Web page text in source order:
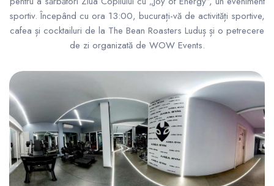
sportiv. Începând cu ora 13:00, bucurați-vă de activități sportive,
cafea și cocktailuri de la The Bean Roasters Luduș și o petrecere
de zi organizată de WOW Events.